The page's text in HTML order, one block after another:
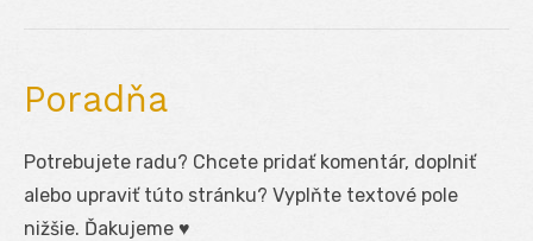
Poradňa
Potrebujete radu? Chcete pridať komentár, doplniť
alebo upraviť túto stránku? Vyplňte textové pole
nižšie. Ďakujeme ♥